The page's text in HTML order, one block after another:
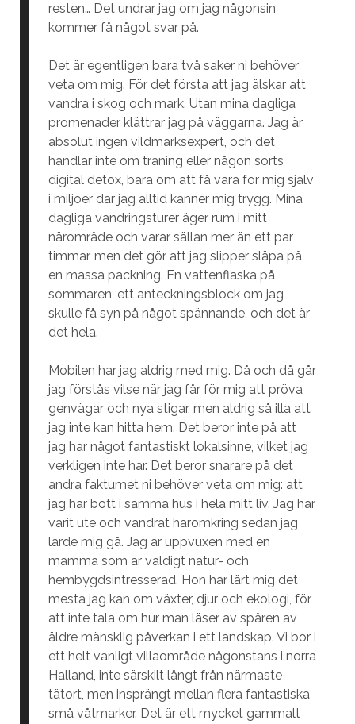
resten… Det undrar jag om jag någonsin
kommer få något svar på.
Det är egentligen bara två saker ni behöver
veta om mig. För det första att jag älskar att
vandra i skog och mark. Utan mina dagliga
promenader klättrar jag på väggarna. Jag är
absolut ingen vildmarksexpert, och det
handlar inte om träning eller någon sorts
digital detox, bara om att få vara för mig själv
i miljöer där jag alltid känner mig trygg. Mina
dagliga vandringsturer äger rum i mitt
närområde och varar sällan mer än ett par
timmar, men det gör att jag slipper släpa på
en massa packning. En vattenflaska på
sommaren, ett anteckningsblock om jag
skulle få syn på något spännande, och det är
det hela.
Mobilen har jag aldrig med mig. Då och då går
jag förstås vilse när jag får för mig att pröva
genvägar och nya stigar, men aldrig så illa att
jag inte kan hitta hem. Det beror inte på att
jag har något fantastiskt lokalsinne, vilket jag
verkligen inte har. Det beror snarare på det
andra faktumet ni behöver veta om mig: att
jag har bott i samma hus i hela mitt liv. Jag har
varit ute och vandrat häromkring sedan jag
lärde mig gå. Jag är uppvuxen med en
mamma som är väldigt natur- och
hembygdsintresserad. Hon har lärt mig det
mesta jag kan om växter, djur och ekologi, för
att inte tala om hur man läser av spåren av
äldre mänsklig påverkan i ett landskap. Vi bor i
ett helt vanligt villaområde någonstans i norra
Halland, inte särskilt långt från närmaste
tätort, men insprängt mellan flera fantastiska
små våtmarker. Det är ett mycket gammalt